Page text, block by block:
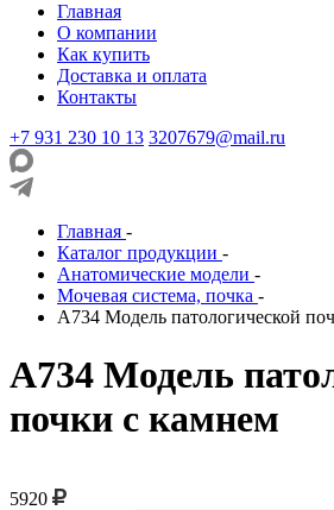
Главная
О компании
Как купить
Доставка и оплата
Контакты
+7 931 230 10 13 3207679@mail.ru
Главная -
Каталог продукции -
Анатомические модели -
Мочевая система, почка -
A734 Модель патологической
A734 Модель
почки с камнем
5920